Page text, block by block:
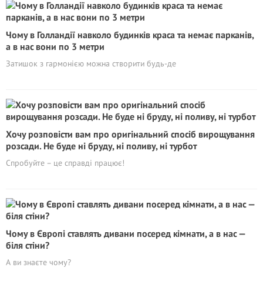
Чому в Голландії навколо будинків краса та немає парканів,
а в нас вони по 3 метри
Затишок з гармонією можна створити будь-де
Хочу розповісти вам про оригінальний спосіб вирощування
розсади. Не буде ні бруду, ні поливу, ні турбот
Спробуйте – це справді працює!
Чому в Європі ставлять дивани посеред кімнати, а в нас —
біля стіни?
А ви знаєте чому?